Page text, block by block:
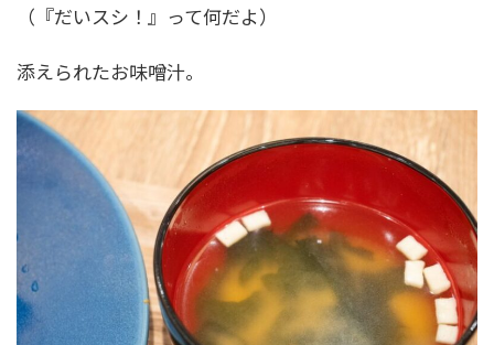
（『だいスシ！』って何だよ）
添えられたお味噌汁。